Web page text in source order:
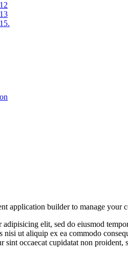
elit, sed do eiusmod
ut aliquip ex ea commodo
sint occaecat cupidatat non